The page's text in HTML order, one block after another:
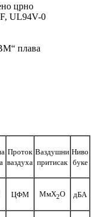
црно
UL94V-0
плава
Проток
ваздуха
Ваздушни
притисак
Ниво
буке
ЦФМ МмХ2O дБА